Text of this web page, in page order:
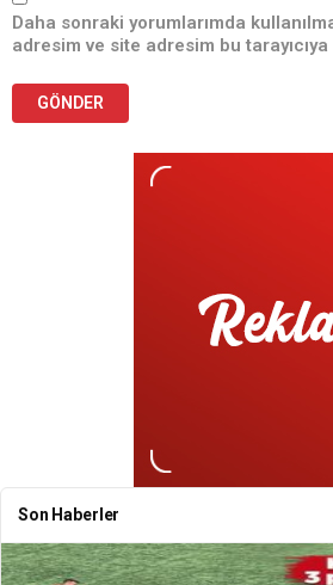
Daha sonraki yorumlarımda
adresim ve site adresim bu
Son Haberler